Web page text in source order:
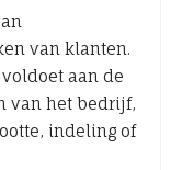
van klanten.
aan de
van het bedrijf,
indeling of